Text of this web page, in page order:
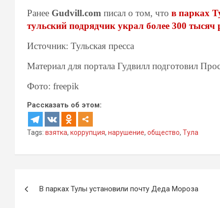
Ранее Gudvill.com писал о том, что в парках
тульский подрядчик украл более 300 тысяч
Источник: Тульская пресса
Материал для портала Гудвилл подготовил
Фото: freepik
Рассказать об этом:
Tags: взятка, коррупция, нарушение, общество, Тула
В парках Тулы установили почту Деда Мороза